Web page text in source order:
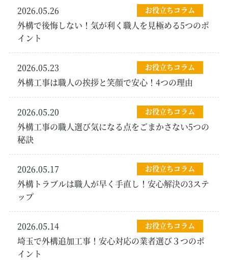
2026.05.26 お役立ちコラム
外構で後悔しない！気が利く職人を見極める5つのポ
イント
2026.05.23 お役立ちコラム
外構工事は職人の挨拶と笑顔で安心！4つの理由
2026.05.20 お役立ちコラム
外構工事の職人選び気になる点をごまかさない5つの
秘訣
2026.05.17 お役立ちコラム
外構トラブルは職人が早く手直し！安心解決の3ステ
ップ
2026.05.14 お役立ちコラム
埼玉で外構追加工事！安心対応の業者選び３つのポ
イント